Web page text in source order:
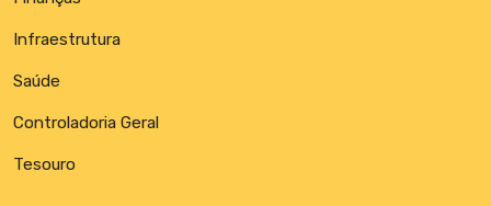
Infraestrutura
Saúde
Controladoria Geral
Tesouro